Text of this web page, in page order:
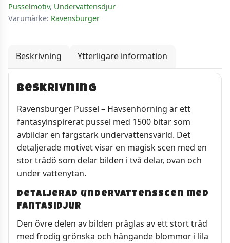
Pusselmotiv, Undervattensdjur
Varumärke: Ravensburger
Beskrivning Ytterligare information
Beskrivning
Ravensburger Pussel – Havsenhörning är ett
fantasyinspirerat pussel med 1500 bitar som
avbildar en färgstark undervattensvärld. Det
detaljerade motivet visar en magisk scen med en
stor trädö som delar bilden i två delar, ovan och
under vattenytan.
Detaljerad undervattensscen med
fantasidjur
Den övre delen av bilden präglas av ett stort träd
med frodig grönska och hängande blommor i lila